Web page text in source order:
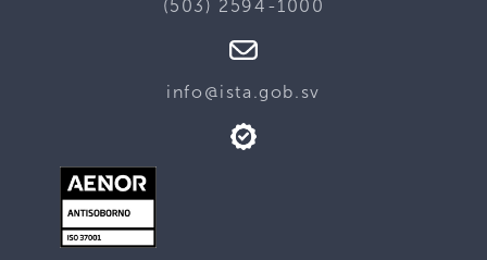
(503) 2594-1000
info@ista.gob.sv